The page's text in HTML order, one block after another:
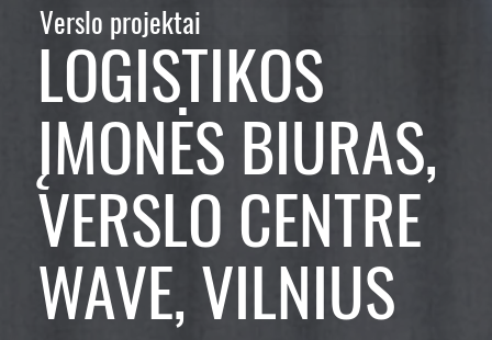
Verslo projektai
LOGISTIKOS
ĮMONĖS BIURAS,
VERSLO CENTRE
WAVE, VILNIUS